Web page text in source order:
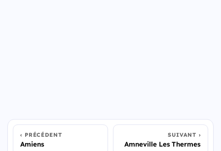
PRÉCÉDENT
Amiens
SUIVANT
Amneville Les Thermes